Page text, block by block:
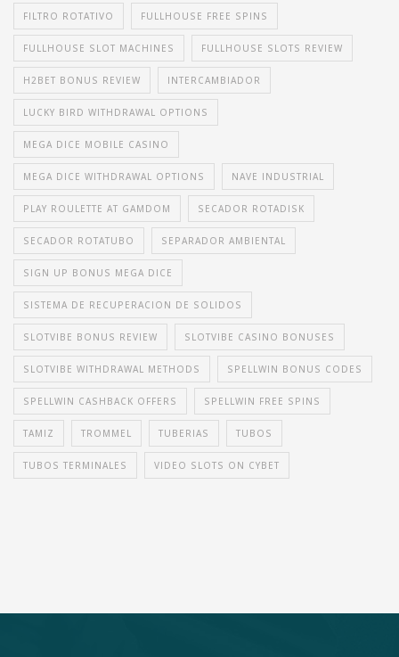
FILTRO ROTATIVO FULLHOUSE FREE SPINS
FULLHOUSE SLOT MACHINES FULLHOUSE SLOTS REVIEW
H2BET BONUS REVIEW INTERCAMBIADOR
LUCKY BIRD WITHDRAWAL OPTIONS
MEGA DICE MOBILE CASINO
MEGA DICE WITHDRAWAL OPTIONS NAVE INDUSTRIAL
PLAY ROULETTE AT GAMDOM SECADOR ROTADISK
SECADOR ROTATUBO SEPARADOR AMBIENTAL
SIGN UP BONUS MEGA DICE
SISTEMA DE RECUPERACION DE SOLIDOS
SLOTVIBE BONUS REVIEW SLOTVIBE CASINO BONUSES
SLOTVIBE WITHDRAWAL METHODS SPELLWIN BONUS CODES
SPELLWIN CASHBACK OFFERS SPELLWIN FREE SPINS
TAMIZ TROMMEL TUBERIAS TUBOS
TUBOS TERMINALES VIDEO SLOTS ON CYBET